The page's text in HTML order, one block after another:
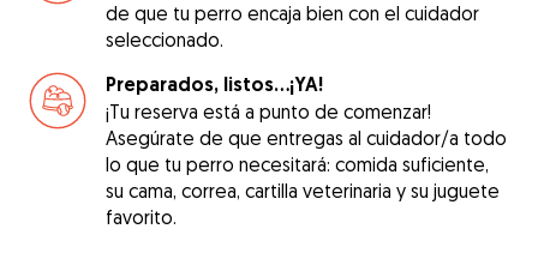
de que tu perro encaja bien con el cuidador
seleccionado.
Preparados, listos...¡YA!
¡Tu reserva está a punto de comenzar!
Asegúrate de que entregas al cuidador/a todo
lo que tu perro necesitará: comida suficiente,
su cama, correa, cartilla veterinaria y su juguete
favorito.